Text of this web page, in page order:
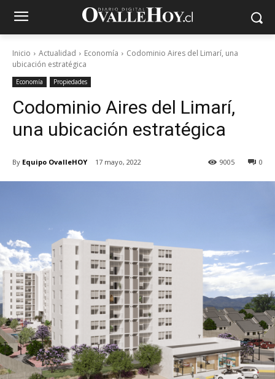
Inicio Actualidad Economía
Codominio Aires del Limarí, una
ubicación estratégica
Economía Propiedades
Codominio Aires del Limarí,
una ubicación estratégica
By Equipo OvalleHOY 17 mayo, 2022 0
9005